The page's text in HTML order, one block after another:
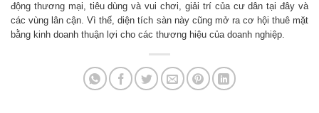
động thương mại, tiêu dùng và vui chơi, giải trí của cư dân tại đây và
các vùng lân cận. Vì thế, diện tích sàn này cũng mở ra cơ hội thuê mặt
bằng kinh doanh thuận lợi cho các thương hiệu của doanh nghiệp.